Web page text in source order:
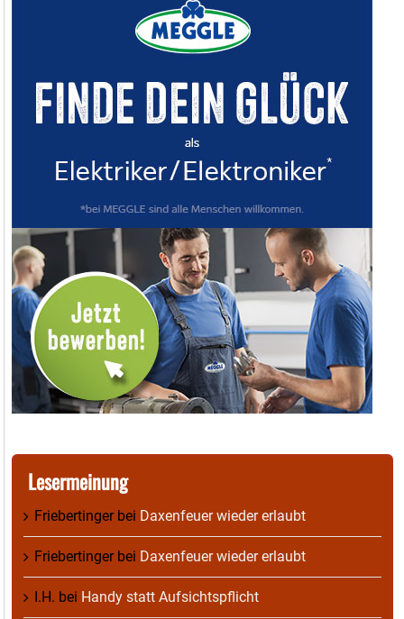
Lesermeinung
Friebertingerbei Daxenfeuer wieder erlaubt
Friebertingerbei Daxenfeuer wieder erlaubt
I.H. bei Handy statt Aufsichtspflicht